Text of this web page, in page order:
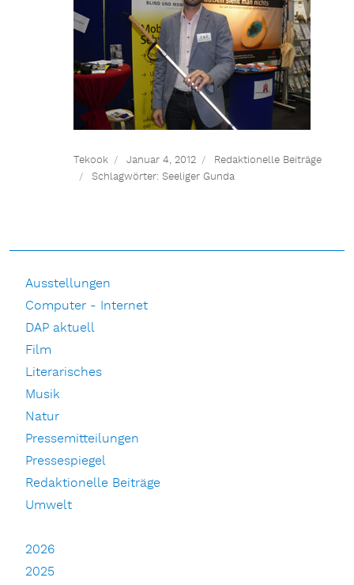
Tekook Januar 4, 2012
Redaktionelle Beiträge
Schlagwörter: Seeliger Gunda
Ausstellungen
Computer - Internet
DAP aktuell
Film
Literarisches
Musik
Natur
Pressemitteilungen
Pressespiegel
Redaktionelle Beiträge
Umwelt
2026
2025